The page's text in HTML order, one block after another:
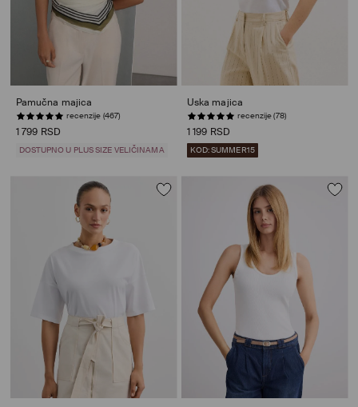
Pamučna majica
recenzije (467)
1 799 RSD
DOSTUPNO U PLUS SIZE VELIČINAMA
Uska majica
recenzije (78)
1 199 RSD
KOD: SUMMER15